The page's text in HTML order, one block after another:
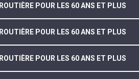
POUR LES 60 ANS ET PLUS
POUR LES 60 ANS ET PLUS
POUR LES 60 ANS ET PLUS